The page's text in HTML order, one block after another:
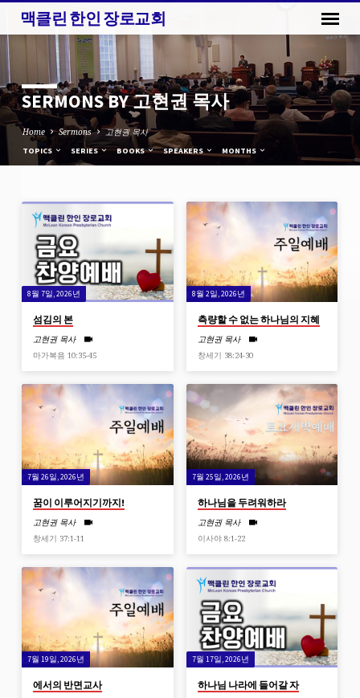
맥클린 한인 장로교회
SERMONS BY 고현권 목사
Home Sermons 고현권 목사
TOPICS SERIES BOOKS SPEAKERS MONTHS
SERMONS
BY
고
현
권
목
사
8월 7일, 2026년
섬김의 본
고현권 목사
마가복음 10:35-45
8월 2일, 2026년
측량할 수 없는 하나님의 지혜
고현권 목사
창세기 38:24-30
7월 26일, 2026년
꿈이 이루어지기까지!
고현권 목사
창세기 37:1-11
7월 25일, 2026년
하나님을 두려워하라
고현권 목사
이사야 8:1-22
7월 19일, 2026년
에서의 반면교사
7월 17일, 2026년
하나님 나라에 들어갈 자